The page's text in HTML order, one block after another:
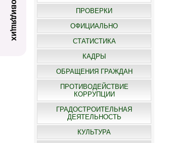
ПРОВЕРКИ
ОФИЦИАЛЬНО
СТАТИСТИКА
КАДРЫ
ОБРАЩЕНИЯ ГРАЖДАН
ПРОТИВОДЕЙСТВИЕ
КОРРУПЦИИ
ГРАДОСТРОИТЕЛЬНАЯ
ДЕЯТЕЛЬНОСТЬ
КУЛЬТУРА